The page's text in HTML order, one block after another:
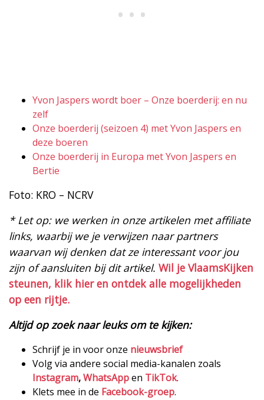
Yvon Jaspers wordt boer – Onze boerderij: en nu
zelf
Onze boerderij (seizoen 4) met Yvon Jaspers en
deze boeren
Onze boerderij in Europa met Yvon Jaspers en
Bertie
Foto: KRO – NCRV
* Let op: we werken in onze artikelen met affiliate
links, waarbij we je verwijzen naar partners
waarvan wij denken dat ze interessant voor jou
zijn of aansluiten bij dit artikel. Wil je VlaamsKijken
steunen, klik hier en ontdek alle mogelijkheden
op een rijtje.
Altijd op zoek naar leuks om te kijken:
Schrijf je in voor onze nieuwsbrief
Volg via andere social media-kanalen zoals
Instagram,WhatsAppen TikTok.
Klets mee in de Facebook-groep.